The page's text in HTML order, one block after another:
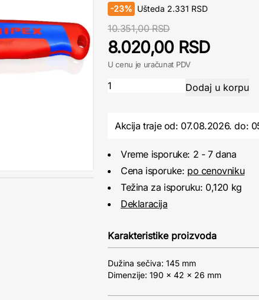
-23% Ušteda 2.331 RSD
10.351,00 RSD
8.020,00 RSD
U cenu je uračunat PDV
Akcija traje od: 07.08.2026.do:
Vreme isporuke: 2 - 7 dana
Cena isporuke: po cenovniku
Težina za isporuku: 0,120 kg
Deklaracija
Karakteristike proizvoda
Dužina sečiva: 145 mm
Dimenzije: 190 x 42 x 26 mm